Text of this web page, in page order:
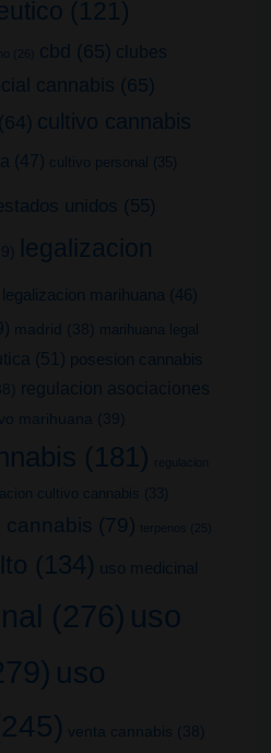
(121)
(26) cbd (65) clubes
cannabis (65)
(64) cultivo cannabis
(47) cultivo personal (35)
unidos (55)
legalizacion
legalizacion marihuana (46)
madrid (38)
marihuana legal
(51) posesion cannabis
regulacion asociaciones
marihuana (39)
(181) regulacion
cultivo cannabis (33)
cannabis (79) terpenos (25)
(134) uso medicinal
(276) uso
uso
venta cannabis (38)